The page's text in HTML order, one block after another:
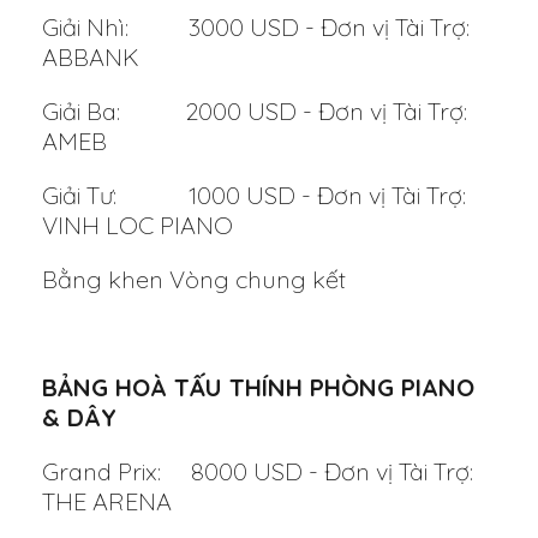
Giải Nhì: 3000 USD - Đơn vị Tài Trợ:
ABBANK
Giải Ba: 2000 USD - Đơn vị Tài Trợ:
AMEB
Giải Tư: 1000 USD - Đơn vị Tài Trợ:
VINH LOC PIANO
Bằng khen Vòng chung kết
BẢNG HOÀ TẤU THÍNH PHÒNG PIANO
& DÂY
Grand Prix: 8000 USD - Đơn vị Tài Trợ:
THE ARENA